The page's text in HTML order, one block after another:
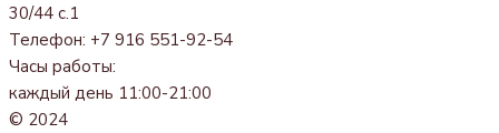
30/44 с.1
Телефон: +7 916 551-92-54
Часы работы:
каждый день 11:00-21:00
© 2024